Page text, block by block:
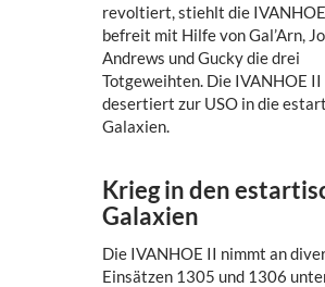
revoltiert, stiehlt die
befreit mit Hilfe von Gal’Arn,
Andrews und Gucky die drei
Totgeweihten. Die IVANHOE II
desertiert zur USO in die
Galaxien.
Krieg in den
Galaxien
Die IVANHOE II nimmt an
Einsätzen 1305 und 1306